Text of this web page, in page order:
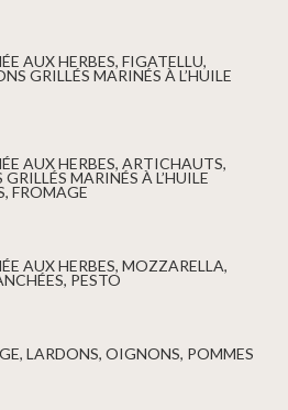
GRILLÉS MARINÉS À L’HUILE
MARINÉS À L’HUILE
FROMAGE
PESTO